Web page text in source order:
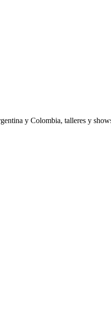
y Colombia, talleres y